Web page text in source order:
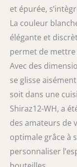
rosés,
klarstein
de régler et
constante
et prêts à
température
son design
tout endroit
réunissent.
et épurée,
La couleur
élégante et
permet de
Avec des
se glisse
soit dans une
Shiraz12-WH, a
des amateurs de
optimale grâce à
personnaliser